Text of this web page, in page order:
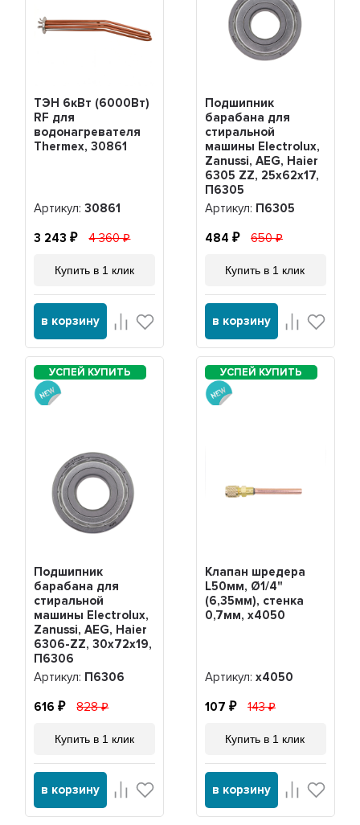
ТЭН 6кВт (6000Вт)
RF для
водонагревателя
Thermex, 30861
Артикул:30861
3 243 4 360
Купить в 1 клик
в корзину
Подшипник
барабана для
стиральной
машины Electrolux,
Zanussi, AEG, Haier
6305 ZZ, 25х62х17,
П6305
Артикул: П6305
484 650
Купить в 1 клик
в корзину
Подшипник
барабана для
стиральной
машины Electrolux,
Zanussi, AEG, Haier
6306-ZZ, 30x72x19,
П6306
Артикул: П6306
616 828
Купить в 1 клик
в корзину
Клапан шредера
L50мм, Ø1/4"
(6,35мм), стенка
0,7мм, x4050
Артикул: x4050
107 143
Купить в 1 клик
в корзину